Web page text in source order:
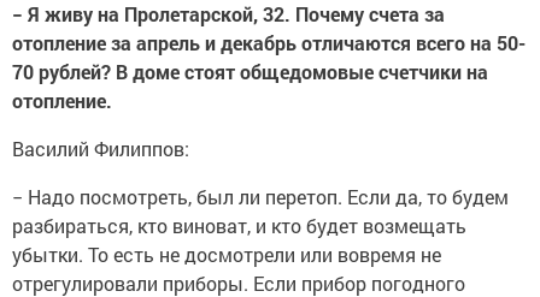
− Я живу на Пролетарской, 32. Почему счета за
отопление за апрель и декабрь отличаются всего на 50-
70 рублей? В доме стоят общедомовые счетчики на
отопление.
Василий Филиппов:
− Надо посмотреть, был ли перетоп. Если да, то будем
разбираться, кто виноват, и кто будет возмещать
убытки. То есть не досмотрели или вовремя не
отрегулировали приборы. Если прибор погодного